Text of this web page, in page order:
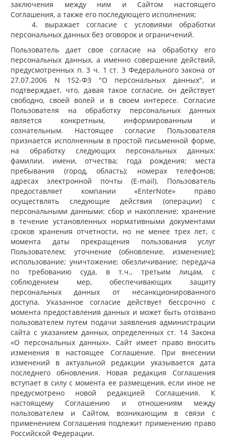
заключения между ним и Сайтом настоящего
Соглашения, а также его последующего исполнения;
4. выражает согласие с условиями обработки
персональных данных без оговорок и ограничений.
Пользователь дает свое согласие на обработку его
персональных данных, а именно совершение действий,
предусмотренных п. 3 ч. 1 ст. 3 Федерального закона от
27.07.2006 N 152-ФЗ "О персональных данных", и
подтверждает, что, давая такое согласие, он действует
свободно, своей волей и в своем интересе. Согласие
Пользователя на обработку персональных данных
является конкретным, информированным и
сознательным. Настоящее согласие Пользователя
признается исполненным в простой письменной форме,
на обработку следующих персональных данных:
фамилии, имени, отчества; года рождения; места
пребывания (город, область); номерах телефонов;
адресах электронной почты (E-mail). Пользователь
предоставляет компании «EnterNote» право
осуществлять следующие действия (операции) с
персональными данными: сбор и накопление; хранение
в течение установленных нормативными документами
сроков хранения отчетности, но не менее трех лет, с
момента даты прекращения пользования услуг
Пользователем; уточнение (обновление, изменение);
использование; уничтожение; обезличивание; передача
по требованию суда, в т.ч., третьим лицам, с
соблюдением мер, обеспечивающих защиту
персональных данных от несанкционированного
доступа. Указанное согласие действует бессрочно с
момента предоставления данных и может быть отозвано
пользователем путем подачи заявления администрации
сайта с указанием данных, определенных ст. 14 Закона
«О персональных данных». Сайт имеет право вносить
изменения в настоящее Соглашение. При внесении
изменений в актуальной редакции указывается дата
последнего обновления. Новая редакция Соглашения
вступает в силу с момента ее размещения, если иное не
предусмотрено новой редакцией Соглашения. К
настоящему Соглашению и отношениям между
пользователем и Сайтом, возникающим в связи с
применением Соглашения подлежит применению право
Российской Федерации.